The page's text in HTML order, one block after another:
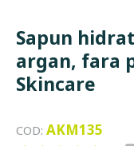
Sapun
argan, fara
Skincare
COD: AKM135